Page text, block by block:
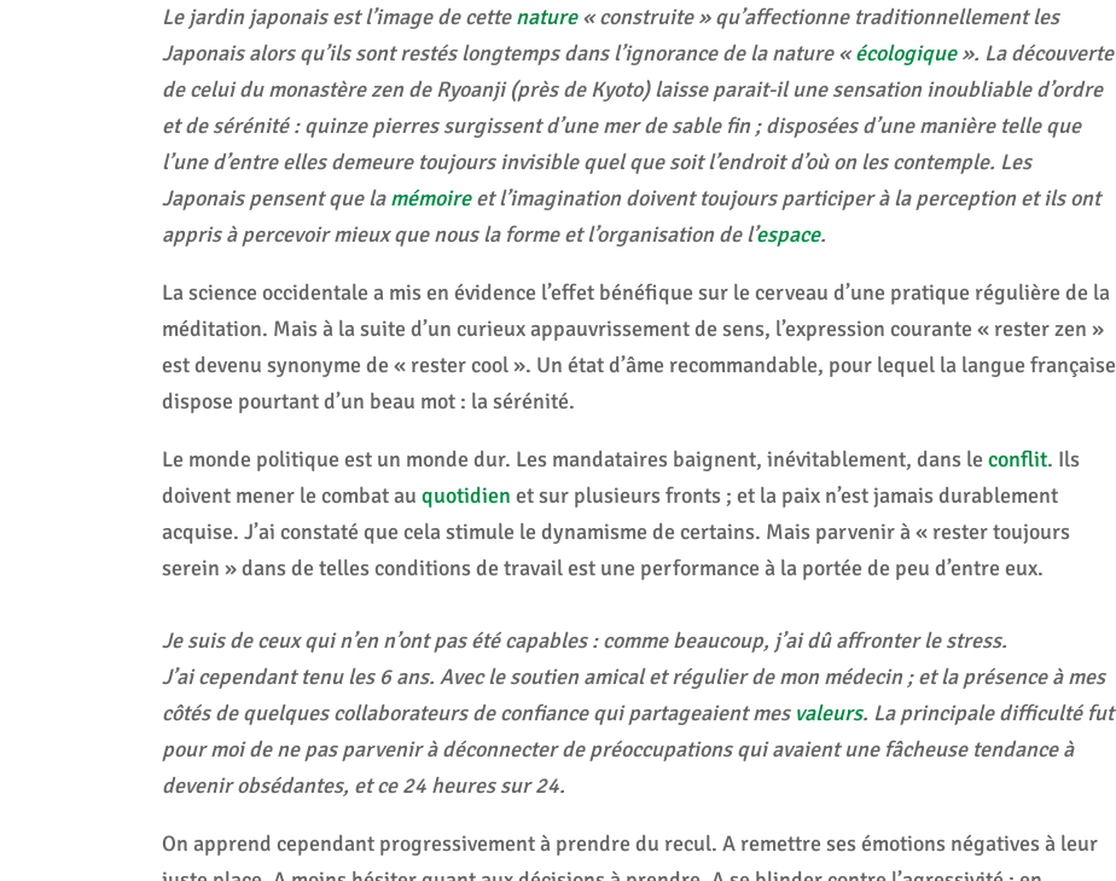
Le jardin japonais est l’image de cettenature« construite » qu’affectionne traditionnellement les
Japonais alors qu’ils sont restés longtemps dans l’ignorance de la nature «écologique». La découverte
de celui du monastère zen de Ryoanji (près de Kyoto) laisse parait-il une sensation inoubliable d’ordre
et de sérénité : quinze pierres surgissent d’une mer de sable fin ; disposées d’une manière telle que
l’une d’entre elles demeure toujours invisible quel que soit l’endroit d’où on les contemple. Les
Japonais pensent que lamémoireet l’imagination doivent toujours participer à la perception et ils ont
appris à percevoir mieux que nous la forme et l’organisation de l’espace.
La science occidentale a mis en évidence l’effet bénéfique sur le cerveau d’une pratique régulière de la
méditation. Mais à la suite d’un curieux appauvrissement de sens, l’expression courante « rester zen »
est devenu synonyme de « rester cool ». Un état d’âme recommandable, pour lequel la langue française
dispose pourtant d’un beau mot : la sérénité.
Le monde politique est un monde dur. Les mandataires baignent, inévitablement, dans leconflit. Ils
doivent mener le combat auquotidien et sur plusieurs fronts ; et la paix n’est jamais durablement
acquise. J’ai constaté que cela stimule le dynamisme de certains. Mais parvenir à « rester toujours
serein » dans de telles conditions de travail est une performance à la portée de peu d’entre eux.
Je suis de ceux qui n’en n’ont pas été capables : comme beaucoup, j’ai dû affronter le stress.
J’ai cependant tenu les 6 ans. Avec le soutien amical et régulier de mon médecin ; et la présence à mes
côtés de quelques collaborateurs de confiance qui partageaient mes valeurs. La principale difficulté fut
pour moi de ne pas parvenir à déconnecter de préoccupations qui avaient une fâcheuse tendance à
devenir obsédantes, et ce 24 heures sur 24.
On apprend cependant progressivement à prendre du recul. A remettre ses émotions négatives à leur